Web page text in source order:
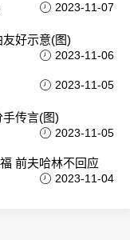
2023-11-07
好示意(图)
2023-11-06
2023-11-05
传言(图)
2023-11-05
前夫哈林不回应
2023-11-04